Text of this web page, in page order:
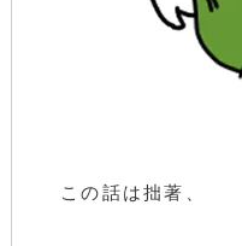
この話は拙著、